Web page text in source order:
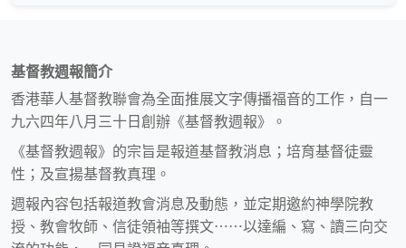
基督教週報簡介
香港華人基督教聯會為全面推展文字傳播福音的工作，自一
九六四年八月三十日創辦《基督教週報》。
《基督教週報》的宗旨是報道基督教消息；培育基督徒靈
性；及宣揚基督教真理。
週報內容包括報道教會消息及動態，並定期邀約神學院教
授、教會牧師、信徒領袖等撰文⋯⋯以達編、寫、讀三向交